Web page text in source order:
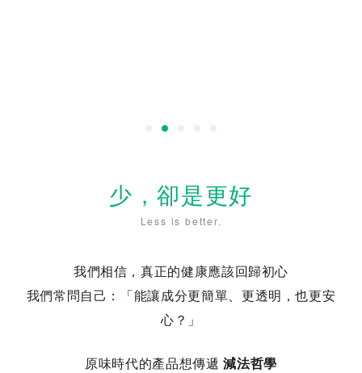
少，卻是更好
Less is better.
我們相信，真正的健康應該回歸初心
我們常問自己：「能讓成分更簡單、更透明，也更安
心？」
原味時代的產品想傳遞減法哲學